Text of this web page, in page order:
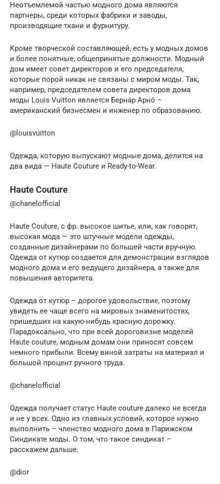
Неотъемлемой частью модного дома являются
партнеры, среди которых фабрики и заводы,
производящие ткани и фурнитуру.
Кроме творческой составляющей, есть у модных домов
и более понятные, общепринятые должности. Модный
дом имеет совет директоров и его председателя,
которые порой никак не связаны с миром моды. Так,
например, председателем совета директоров дома
моды Louis Vuitton является Берна́р Арно́ –
американский бизнесмен и инженер по образованию.
@louisvuitton
Одежда, которую выпускают модные дома, делится на
два вида — Haute Couture и Ready-to-Wear.
Haute Couture
@chanelofficial
Haute Couture, c фр. высокое шитье, или, как говорят,
высокая мода — это штучные модели одежды,
созданные дизайнерами по большей части вручную.
Одежда от кутюр создается для демонстрации взглядов
модного дома и его ведущего дизайнера, а также для
повышения авторитета.
Одежда от кутюр – дорогое удовольствие, поэтому
увидеть ее чаще всего на мировых знаменитостях,
пришедших на какую-нибудь красную дорожку.
Парадоксально, что при всей дороговизне моделей
Haute couture, модным домам они приносят совсем
немного прибыли. Всему виной затраты на материал и
большой процент ручного труда.
@chanelofficial
Одежда получает статус Haute couture далеко не всегда
и не у всех. Одно из главных условий, которое нужно
выполнить – членство модного дома в Парижском
Синдикате моды. О том, что такое синдикат –
расскажем дальше.
@dior